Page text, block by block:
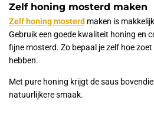
Zelf honing mosterd maken
Zelf honing mosterd maken is
Gebruik een goede kwaliteit honing en
fijne mosterd. Zo bepaal je zelf hoe
hebben.
Met pure honing krijgt de saus
natuurlijkere smaak.